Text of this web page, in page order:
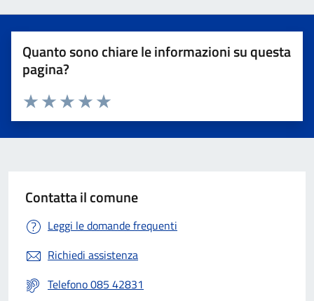
Quanto sono chiare le informazioni su questa
pagina?
Valuta 5 stelle su 5
Valuta 4 stelle su 5
Valuta 3 stelle su 5
Valuta 2 stelle su 5
Valuta 1 stelle su 5
Contatta il comune
Leggi le domande frequenti
Richiedi assistenza
Telefono 085 42831